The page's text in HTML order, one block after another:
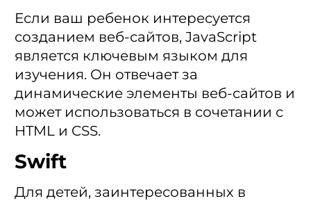
Если ваш ребенок интересуется
созданием веб-сайтов, JavaScript
является ключевым языком для
изучения. Он отвечает за
динамические элементы веб-сайтов и
может использоваться в сочетании с
HTML и CSS.
Swift
Для детей, заинтересованных в